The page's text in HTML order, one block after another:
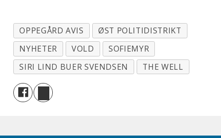
OPPEGÅRD AVIS
ØST POLITIDISTRIKT
NYHETER
VOLD
SOFIEMYR
SIRI LIND BUER SVENDSEN
THE WELL